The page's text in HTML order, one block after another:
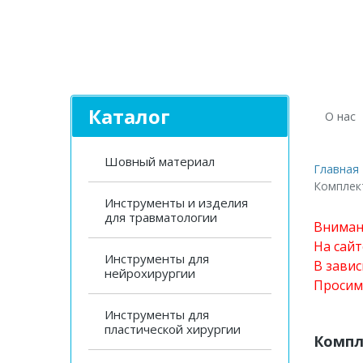
Каталог
Шовный материал
Инструменты и изделия
для травматологии
Инструменты для
нейрохирургии
Инструменты для
пластической хирургии
О нас
Главная
На
В